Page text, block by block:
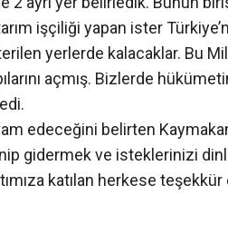
işçiliği yapan ister
yerlerde kalacaklar. Bu
açmış. Bizlerde
edeceğini belirten
gidermek ve isteklerinizi
katılan herkese